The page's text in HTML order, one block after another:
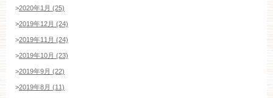
>2020年1月 (25)
>2019年12月 (24)
>2019年11月 (24)
>2019年10月 (23)
>2019年9月 (22)
>2019年8月 (11)